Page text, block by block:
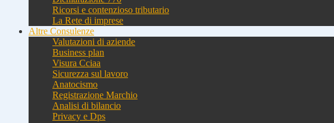
Ricorsi e contenzioso tributario
La Rete di imprese
Altre Consulenze
Valutazioni di aziende
Business plan
Visura Cciaa
Sicurezza sul lavoro
Anatocismo
Registrazione Marchio
Analisi di bilancio
Privacy e Dps